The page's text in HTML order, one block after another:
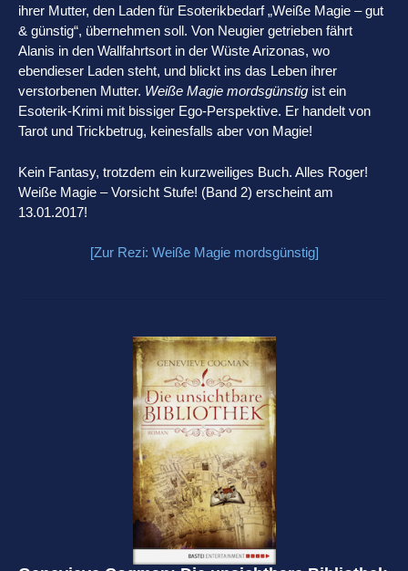
ihrer Mutter, den Laden für Esoterikbedarf „Weiße Magie – gut
& günstig“, übernehmen soll. Von Neugier getrieben fährt
Alanis in den Wallfahrtsort in der Wüste Arizonas, wo
ebendieser Laden steht, und blickt ins das Leben ihrer
verstorbenen Mutter. Weiße Magie mordsgünstig ist ein
Esoterik-Krimi mit bissiger Ego-Perspektive. Er handelt von
Tarot und Trickbetrug, keinesfalls aber von Magie!
Kein Fantasy, trotzdem ein kurzweiliges Buch. Alles Roger!
Weiße Magie – Vorsicht Stufe! (Band 2) erscheint am
13.01.2017!
[Zur Rezi: Weiße Magie mordsgünstig]